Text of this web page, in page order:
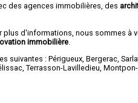
des agences immobilières, des
plus d'informations, nous sommes à
immobilière
suivantes :Périgueux ,Bergerac ,
,Terrasson-Lavilledieu ,